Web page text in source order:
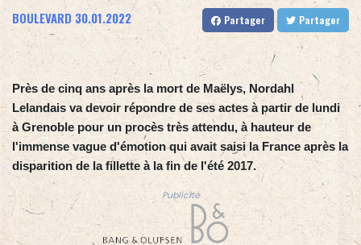
BOULEVARD 30.01.2022 Partager Partager
Près de cinq ans après la mort de Maëlys, Nordahl
Lelandais va devoir répondre de ses actes à partir de lundi
à Grenoble pour un procès très attendu, à hauteur de
l'immense vague d'émotion qui avait saisi la France après la
disparition de la fillette à la fin de l'été 2017.
Publicité